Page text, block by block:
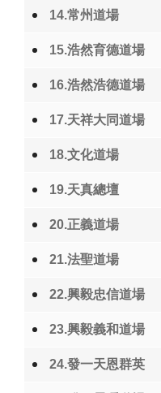
14.常州道場
15.浩然育德道場
16.浩然浩德道場
17.天祥大同道場
18.文化道場
19.天真總壇
20.正義道場
21.法聖道場
22.興毅忠信道場
23.興毅義和道場
24.發一天恩群英